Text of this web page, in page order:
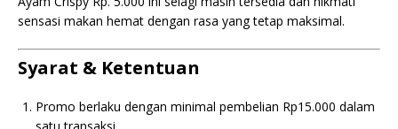
sensasi makan hemat dengan rasa yang tetap maksimal.
Syarat & Ketentuan
Promo berlaku dengan minimal pembelian Rp15.000 dalam